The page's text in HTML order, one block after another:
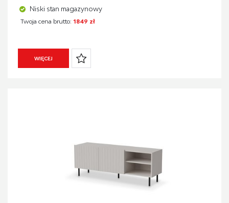
Niski stan magazynowy
Twoja cena brutto: 1849 zł
WIĘCEJ